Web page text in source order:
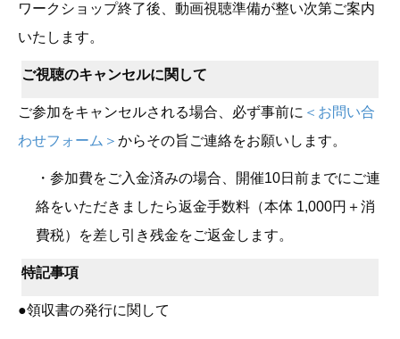
ワークショップ終了後、動画視聴準備が整い次第ご案内
いたします。
ご視聴のキャンセルに関して
ご参加をキャンセルされる場合、必ず事前に ＜お問い合
わせフォーム＞ からその旨ご連絡をお願いします。
・参加費をご入金済みの場合、開催10日前までにご連
絡をいただきましたら返金手数料（本体 1,000円＋消
費税）を差し引き残金をご返金します。
特記事項
●領収書の発行に関して